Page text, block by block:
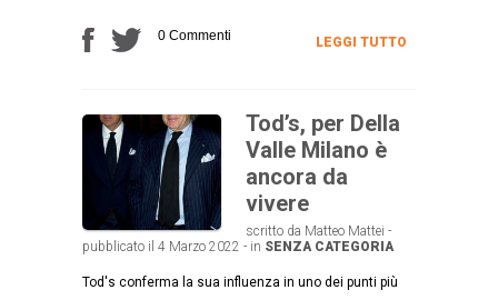
0 Commenti LEGGI TUTTO
Tod’s, per Della
Valle Milano è
ancora da
vivere
scritto da Matteo Mattei -
pubblicato il 4 Marzo 2022 - in SENZA CATEGORIA
Tod's conferma la sua influenza in uno dei punti più